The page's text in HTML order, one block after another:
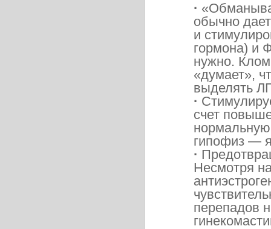
·
обычно
и
гормона) и
нужно.
«думает»,
выделять
·
счет
гипофиз —
·
Несмотря
перепадов